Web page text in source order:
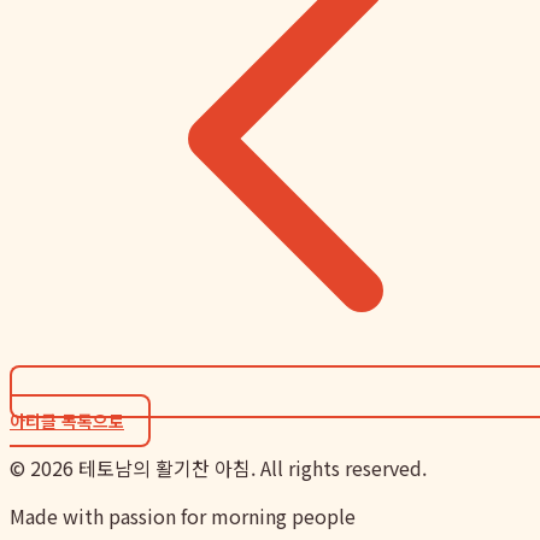
아티클 목록으로
© 2026 테토남의 활기찬 아침. All rights reserved.
Made with passion for morning people